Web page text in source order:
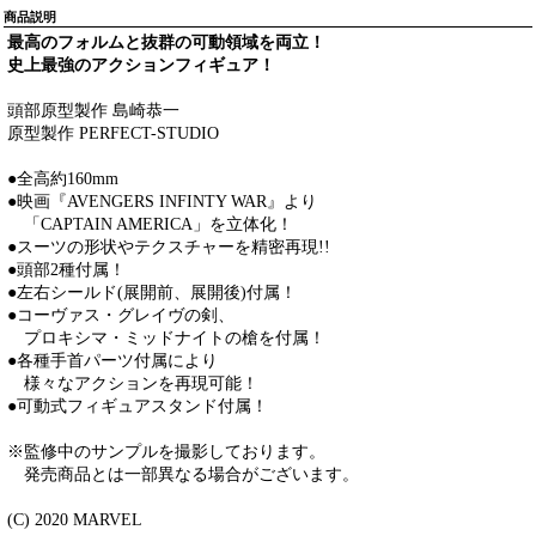
商品説明
最高のフォルムと抜群の可動領域を両立！
史上最強のアクションフィギュア！
頭部原型製作 島崎恭一
原型製作 PERFECT-STUDIO
●全高約160mm
●映画『AVENGERS INFINTY WAR』より
「CAPTAIN AMERICA」を立体化！
●スーツの形状やテクスチャーを精密再現!!
●頭部2種付属！
●左右シールド(展開前、展開後)付属！
●コーヴァス・グレイヴの剣、
プロキシマ・ミッドナイトの槍を付属！
●各種手首パーツ付属により
様々なアクションを再現可能！
●可動式フィギュアスタンド付属！
※監修中のサンプルを撮影しております。
発売商品とは一部異なる場合がございます。
(C) 2020 MARVEL